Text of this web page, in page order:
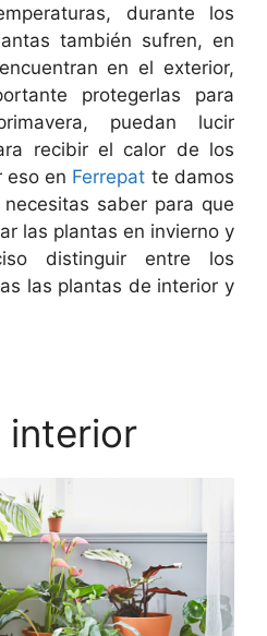
durante los
también sufren, en
en el exterior,
protegerlas para
puedan lucir
recibir el calor de los
eso en Ferrepat te damos
saber para que
las plantas en invierno y
distinguir entre los
las plantas de interior y
interior